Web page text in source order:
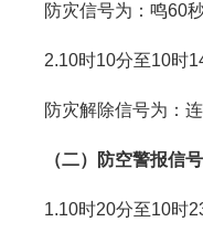
防灾信号为：鸣60
2.10时10分至10时
防灾解除信号为：
（二）防空警报信号
1.10时20分至10时